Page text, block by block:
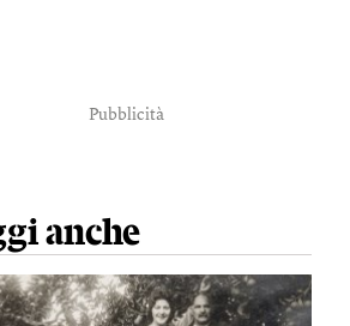
Pubblicità
anche